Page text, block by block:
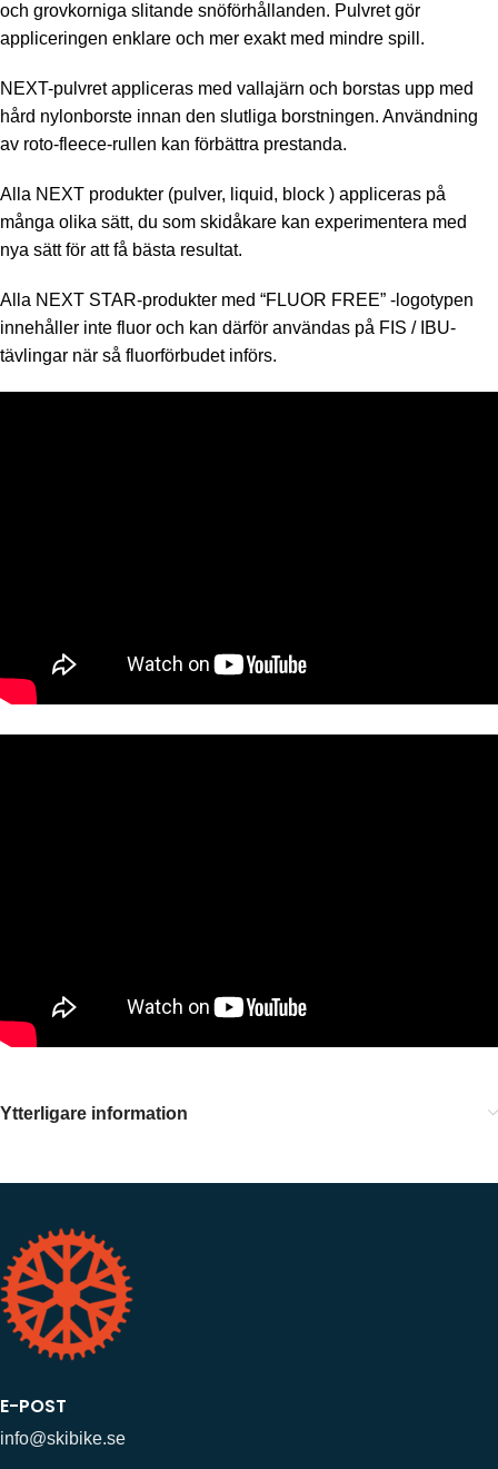
och grovkorniga slitande snöförhållanden. Pulvret gör
appliceringen enklare och mer exakt med mindre spill.
NEXT-pulvret appliceras med vallajärn och borstas upp med
hård nylonborste innan den slutliga borstningen. Användning
av roto-fleece-rullen kan förbättra prestanda.
Alla NEXT produkter (pulver, liquid, block ) appliceras på
många olika sätt, du som skidåkare kan experimentera med
nya sätt för att få bästa resultat.
Alla NEXT STAR-produkter med “FLUOR FREE” -logotypen
innehåller inte fluor och kan därför användas på FIS / IBU-
tävlingar när så fluorförbudet införs.
Ytterligare information
E-POST
info@skibike.se